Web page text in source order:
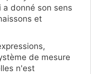
donné son sens
et
de mesure
n'est